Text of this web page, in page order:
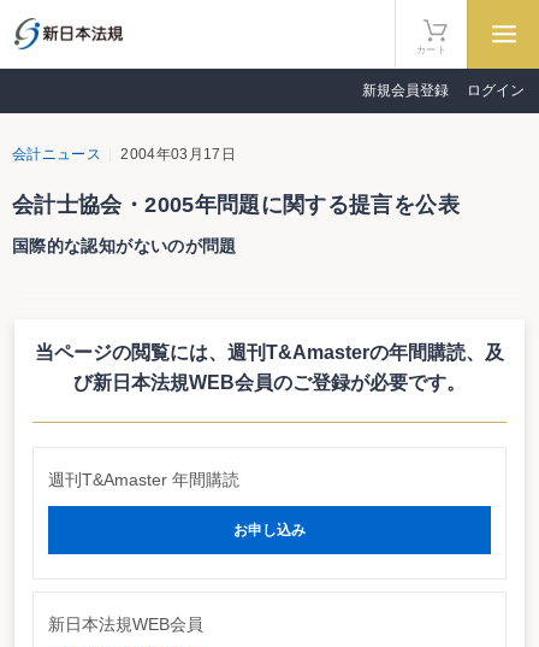
カート
新規会員登録 ログイン
会計ニュース 2004年03月17日
会計士協会・2005年問題に関する提言を公表
国際的な認知がないのが問題
を明らかにしているため、同協会では、2005年問題プロジェクト・チーム（委
員長：前国際会計士連盟会長の藤沼亜起氏）を設置し、日本の対応を協議して
いたもの。
ているが、世界的にはその旨が認知されていないとし、今後、各国に対して直
立ち上げ、見直しに着手していくべきとしている他、国際会計基準審議会（Ｉ
ＡＳＢ）などで活躍できる人材育成プログラムの作成が急務であるとしてい
当ページの閲覧には、週刊T&Amasterの年間購読、 及
び新日本法規WEB会員のご登録が必要です。
週刊T&Amaster 年間購読
お申し込み
新日本法規WEB会員